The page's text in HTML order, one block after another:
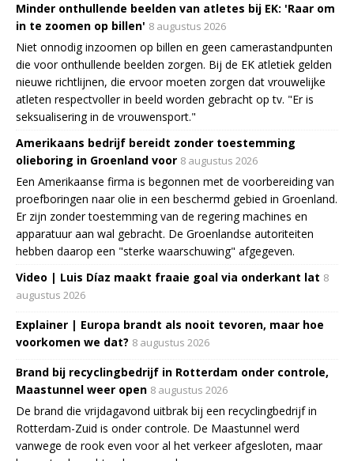
Minder onthullende beelden van atletes bij EK: 'Raar om
in te zoomen op billen' 8 augustus 2026
Niet onnodig inzoomen op billen en geen camerastandpunten
die voor onthullende beelden zorgen. Bij de EK atletiek gelden
nieuwe richtlijnen, die ervoor moeten zorgen dat vrouwelijke
atleten respectvoller in beeld worden gebracht op tv. "Er is
seksualisering in de vrouwensport."
Amerikaans bedrijf bereidt zonder toestemming
olieboring in Groenland voor 8 augustus 2026
Een Amerikaanse firma is begonnen met de voorbereiding van
proefboringen naar olie in een beschermd gebied in Groenland.
Er zijn zonder toestemming van de regering machines en
apparatuur aan wal gebracht. De Groenlandse autoriteiten
hebben daarop een "sterke waarschuwing" afgegeven.
Video | Luis Díaz maakt fraaie goal via onderkant lat 8
augustus 2026
Explainer | Europa brandt als nooit tevoren, maar hoe
voorkomen we dat? 8 augustus 2026
Brand bij recyclingbedrijf in Rotterdam onder controle,
Maastunnel weer open 8 augustus 2026
De brand die vrijdagavond uitbrak bij een recyclingbedrijf in
Rotterdam-Zuid is onder controle. De Maastunnel werd
vanwege de rook even voor al het verkeer afgesloten, maar